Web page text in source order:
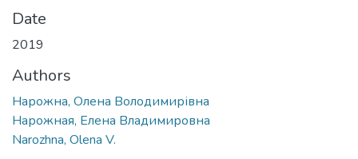
Date
2019
Authors
Нарожна, Олена Володимирівна
Нарожная, Елена Владимировна
Narozhna, Olena V.